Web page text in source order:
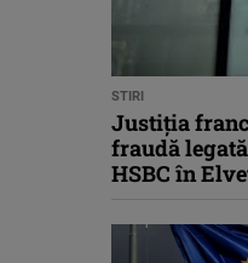
STIRI
Justiţia
fraudă
HSBC în